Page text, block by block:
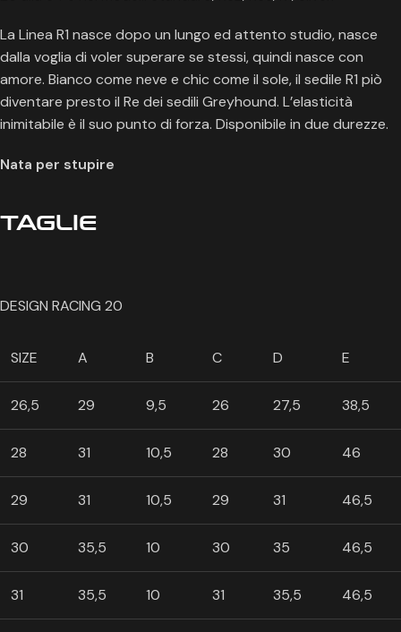
La Linea R1 nasce dopo un lungo ed attento studio, nasce
dalla voglia di voler superare se stessi, quindi nasce con
amore. Bianco come neve e chic come il sole, il sedile R1 piò
diventare presto il Re dei sedili Greyhound. L’elasticità
inimitabile è il suo punto di forza. Disponibile in due durezze.
Nata per stupire
TAGLIE
DESIGN RACING 20
SIZE A B C D E
26,5 29 9,5 26 27,5 38,5
28 31 10,5 28 30 46
29 31 10,5 29 31 46,5
30 35,5 10 30 35 46,5
31 35,5 10 31 35,5 46,5